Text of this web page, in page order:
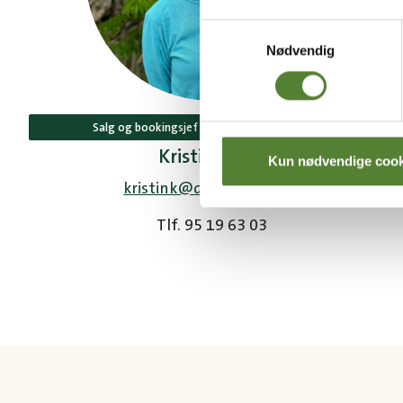
Samtykkevalg
Nødvendig
Kun nødvendige
Salg og bookingsjef Dyreparken Overnatting
Kristin Kühn
kristink@dyreparken.no
Tlf. 95 19 63 03